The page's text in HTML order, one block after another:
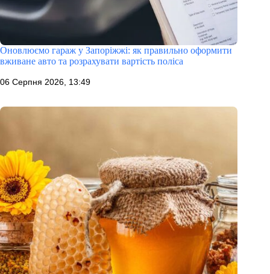
Оновлюємо гараж у Запоріжжі: як правильно оформити
вживане авто та розрахувати вартість поліса
06 Серпня 2026, 13:49